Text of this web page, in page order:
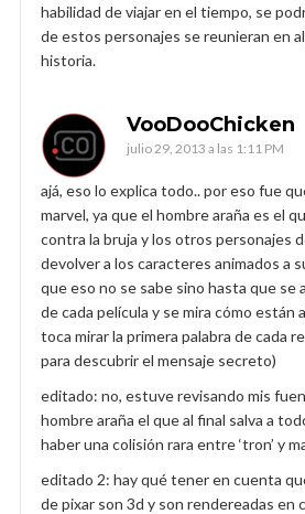
habilidad de viajar en el tiempo, se
de estos personajes se reunieran en
historia.
VooDooChicken
julio 29, 2013 a las 1:11 PM
ajá, eso lo explica todo.. por eso fue
marvel, ya que el hombre araña es el
contra la bruja y los otros personajes
devolver a los caracteres animados a
que eso no se sabe sino hasta que se
de cada película y se mira cómo están
toca mirar la primera palabra de cada
para descubrir el mensaje secreto)
editado: no, estuve revisando mis
hombre araña el que al final salva a
haber una colisión rara entre ‘tron’ y
editado 2: hay qué tener en cuenta
de pixar son 3d y son rendereadas en